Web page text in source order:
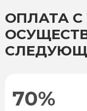
ОПЛАТА С
70%